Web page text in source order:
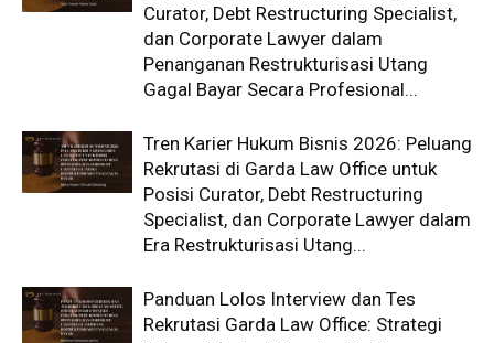
Curator, Debt Restructuring Specialist,
dan Corporate Lawyer dalam
Penanganan Restrukturisasi Utang
Gagal Bayar Secara Profesional...
Tren Karier Hukum Bisnis 2026: Peluang
Rekrutasi di Garda Law Office untuk
Posisi Curator, Debt Restructuring
Specialist, dan Corporate Lawyer dalam
Era Restrukturisasi Utang...
Panduan Lolos Interview dan Tes
Rekrutasi Garda Law Office: Strategi